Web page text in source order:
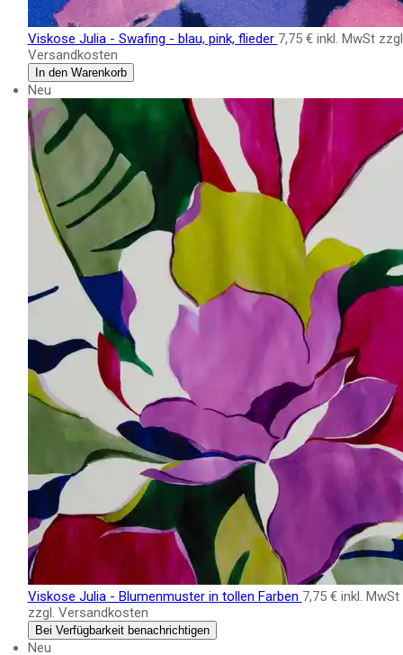
Viskose Julia - Swafing - blau, pink, flieder 7,75 € inkl. MwSt
Versandkosten
In den Warenkorb
Neu
Viskose Julia - Blumenmuster in tollen Farben 7,75 € inkl. MwSt
zzgl. Versandkosten
Bei Verfügbarkeit benachrichtigen
Neu